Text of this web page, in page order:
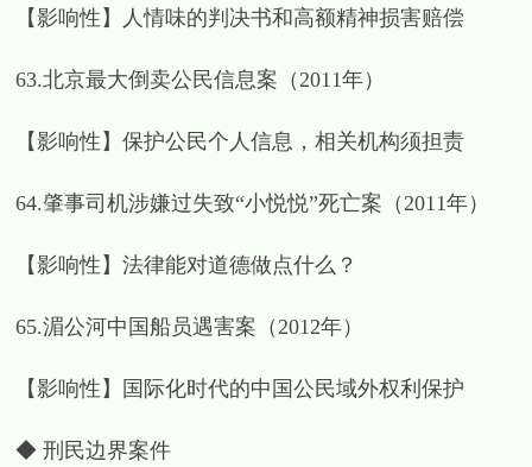
【影响性】人情味的判决书和高额精神损害赔偿
63.北京最大倒卖公民信息案（2011年）
【影响性】保护公民个人信息，相关机构须担责
64.肇事司机涉嫌过失致“小悦悦”死亡案（2011年）
【影响性】法律能对道德做点什么？
65.湄公河中国船员遇害案（2012年）
【影响性】国际化时代的中国公民域外权利保护
◆ 刑民边界案件